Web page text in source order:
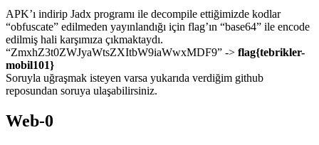
APK’ı indirip Jadx programı ile decompile ettiğimizde kodlar
“obfuscate” edilmeden yayınlandığı için flag’ın “base64” ile encode
edilmiş hali karşımıza çıkmaktaydı.
“ZmxhZ3t0ZWJyaWtsZXItbW9iaWwxMDF9” -> flag{tebrikler-
mobil101}
Soruyla uğraşmak isteyen varsa yukarıda verdiğim github
reposundan soruya ulaşabilirsiniz.
Web-0